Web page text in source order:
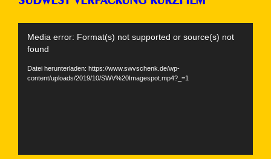
Player
Media error: Format(s) not supported or source(s) not
found
Datei herunterladen: https://www.swvschenk.de/wp-
content/uploads/2019/10/SWV%20Imagespot.mp4?_=1